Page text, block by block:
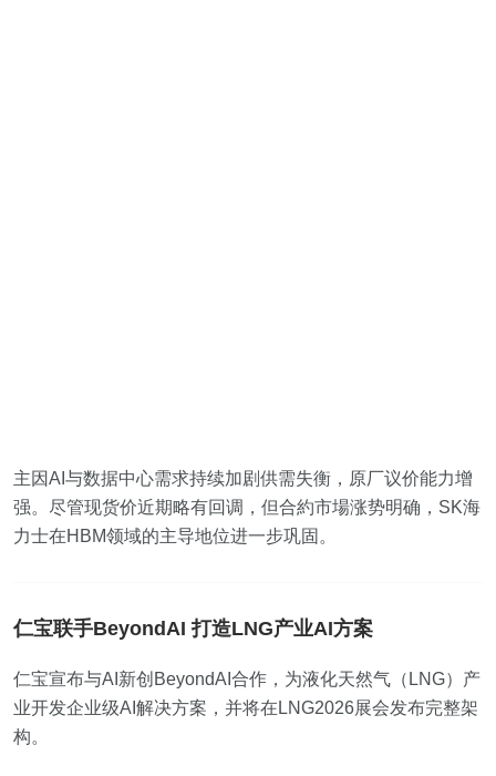
主因AI与数据中心需求持续加剧供需失衡，原厂议价能力增
强。尽管现货价近期略有回调，但合約市場涨势明确，SK海
力士在HBM领域的主导地位进一步巩固。
仁宝联手BeyondAI 打造LNG产业AI方案
仁宝宣布与AI新创BeyondAI合作，为液化天然气（LNG）产
业开发企业级AI解决方案，并将在LNG2026展会发布完整架
构。